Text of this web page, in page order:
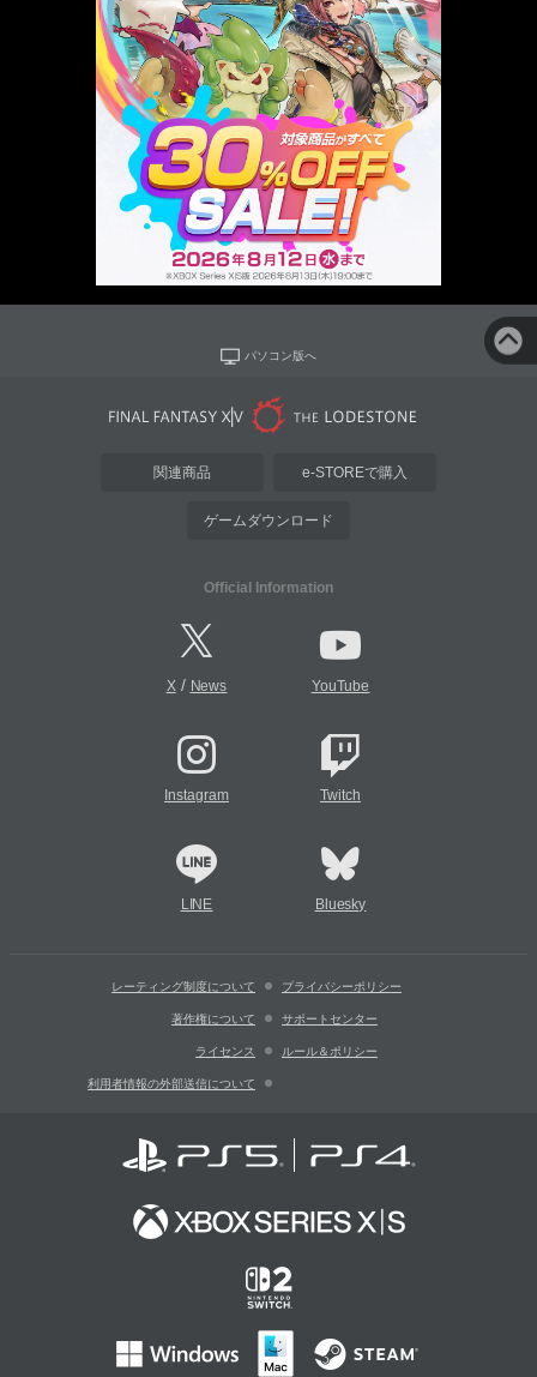
パソコン版へ
関連商品 e-STOREで購入
ゲームダウンロード
Official Information
X/ News YouTube
Instagram Twitch
LINE Bluesky
レーティング制度について プライバシーポリシー
著作権について サポートセンター
ライセンス ルール＆ポリシー
利用者情報の外部送信について